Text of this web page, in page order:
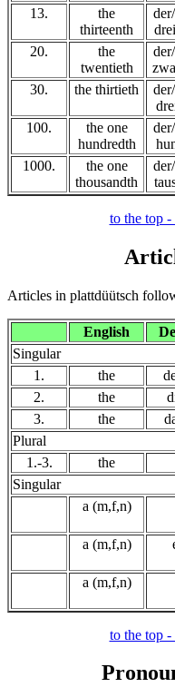
13.
the
thirteenth
20.
the
twentieth
30.
the thirtieth
100.
the one
hundredth
1000.
the one
thousandth
to the top -
Articles in plattdüütsch
English
Singular
1.
the
2.
the
3.
the
Plural
1.-3.
the
Singular
a (m,f,n)
a (m,f,n)
a (m,f,n)
to the top -